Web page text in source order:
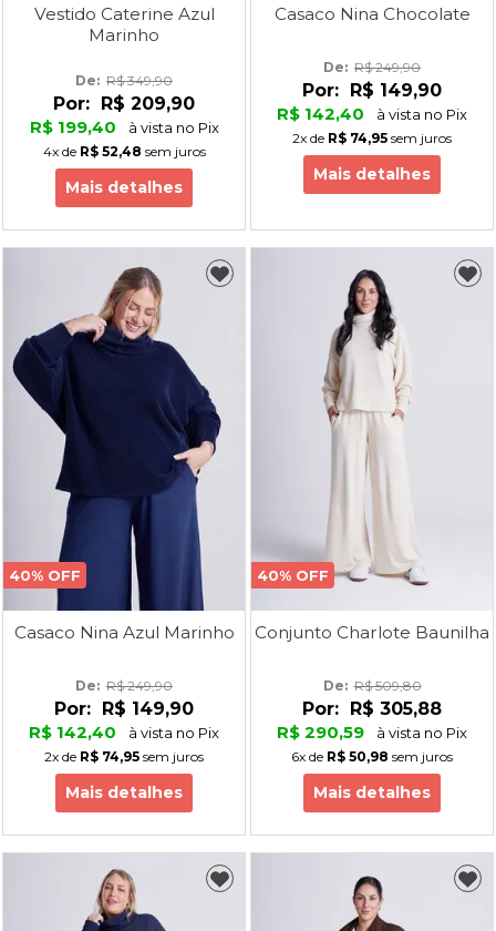
Vestido Caterine Azul
Marinho
De: R$ 349,90
Por: R$ 209,90
R$ 199,40
à vista no Pix
4xde R$ 52,48 sem juros
Mais detalhes
Casaco Nina Chocolate
De: R$ 249,90
Por: R$ 149,90
R$ 142,40
à vista no Pix
2x de R$ 74,95 sem juros
Mais detalhes
40% OFF
Casaco Nina Azul Marinho
De: R$ 249,90
Por: R$ 149,90
R$ 142,40
à vista no Pix
2x de R$ 74,95 sem juros
Mais detalhes
40% OFF
Conjunto Charlote Baunilha
De: R$ 509,80
Por: R$ 305,88
R$ 290,59
à vista no Pix
6x de R$ 50,98 sem juros
Mais detalhes